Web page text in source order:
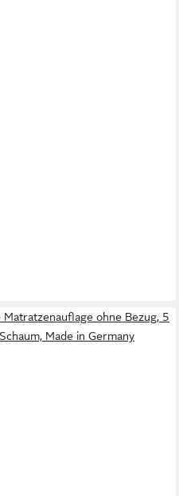
Matratzenauflage ohne Bezug, 5
Made in Germany